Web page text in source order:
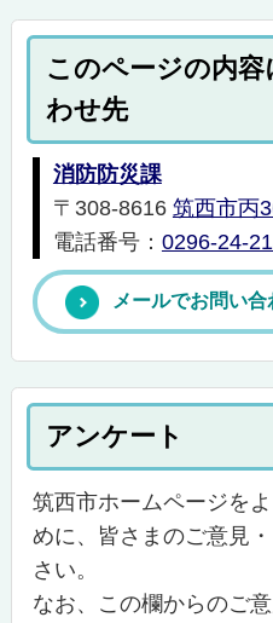
このページの内
わせ先
消防防災課
〒308-8616 筑西市丙
電話番号： 0296-24-
メールでお問い合
アンケート
筑西市ホームページを
めに、皆さまのご意見
さい。
なお、この欄からのご